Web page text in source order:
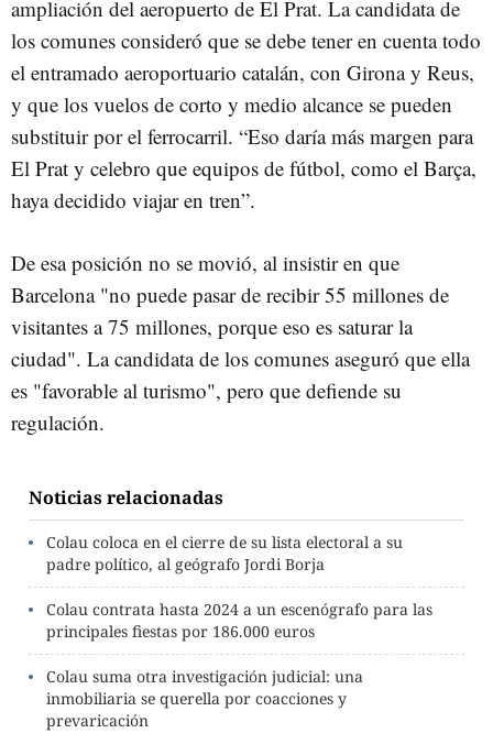
ampliación del aeropuerto de El Prat. La candidata de
los comunes consideró que se debe tener en cuenta todo
el entramado aeroportuario catalán, con Girona y Reus,
y que los vuelos de corto y medio alcance se pueden
substituir por el ferrocarril. “Eso daría más margen para
El Prat y celebro que equipos de fútbol, como el Barça,
haya decidido viajar en tren”.
De esa posición no se movió, al insistir en que
Barcelona "no puede pasar de recibir 55 millones de
visitantes a 75 millones, porque eso es saturar la
ciudad". La candidata de los comunes aseguró que ella
es "favorable al turismo", pero que defiende su
regulación.
Noticias relacionadas
Colau coloca en el cierre de su lista electoral a su
padre político, al geógrafo Jordi Borja
Colau contrata hasta 2024 a un escenógrafo para las
principales fiestas por 186.000 euros
Colau suma otra investigación judicial: una
inmobiliaria se querella por coacciones y
prevaricación